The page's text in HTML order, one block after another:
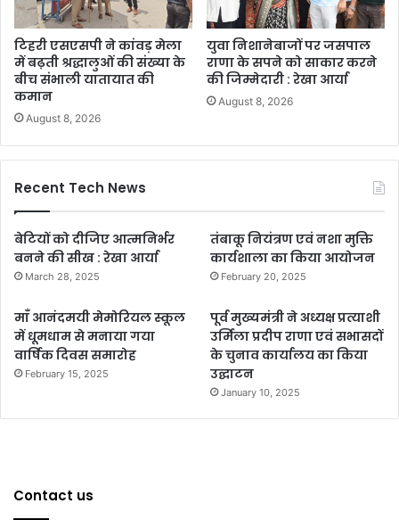
टिहरी एसएसपी ने कांवड़ मेला
में बढ़ती श्रद्धालुओं की संख्या के
बीच संभाली यातायात की
कमान
August 8, 2026
युवा निशानेबाजों पर जसपाल
राणा के सपने को साकार करने
की जिम्मेदारी : रेखा आर्या
August 8, 2026
Recent Tech News
बेटियों को दीजिए आत्मनिर्भर
बनने की सीख : रेखा आर्या
March 28, 2025
तंबाकू नियंत्रण एवं नशा मुक्ति
कार्यशाला का किया आयोजन
February 20, 2025
माँ आनंदमयी मेमोरियल स्कूल
में धूमधाम से मनाया गया
वार्षिक दिवस समारोह
February 15, 2025
पूर्व मुख्यमंत्री ने अध्यक्ष प्रत्याशी
उर्मिला प्रदीप राणा एवं सभासदों
के चुनाव कार्यालय का किया
उद्घाटन
January 10, 2025
Contact us